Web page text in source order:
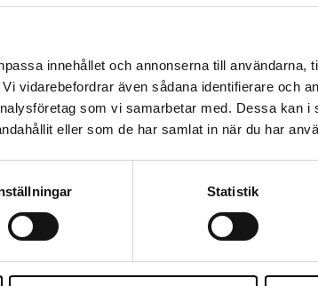
innehållet och annonserna till användarna,
vidarebefordrar även sådana identifierare och
som vi samarbetar med. Dessa kan i
eller som de har samlat in när du har
Statistik
har. Målet är att förbättra andras liv genom
motvilligt återvända till Belgien .
tog ett jobb inom IT och lyckades bra med det.
Thailand. Den här gången fick han dock flera
han mött en svensk kvinna. Det blev Sverige nästa.
Han älskar den variation som konsultlivet ger
själv, säger han.
Men Julien tycker ändå att han har nytta av sina